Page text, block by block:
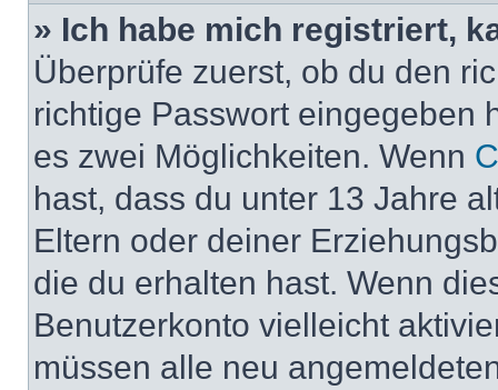
» Ich habe mich registriert,
Überprüfe zuerst, ob du den
richtige Passwort eingegeben
es zwei Möglichkeiten. Wenn
hast, dass du unter 13 Jahre
Eltern oder deiner
die du erhalten hast. Wenn
Benutzerkonto vielleicht
müssen alle neu